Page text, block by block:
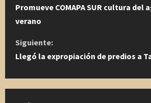
i
u
e
Promueve COMAPA SUR cultura del
verano
Siguiente:
Llegó la expropiación de predios a